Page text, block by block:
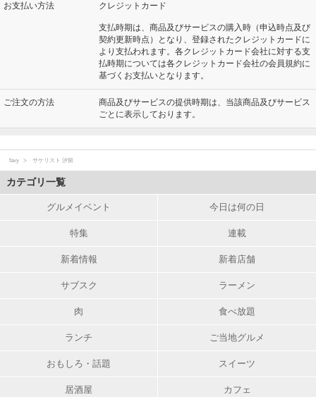
お支払い方法 クレジットカード
支払時期は、商品及びサービスの購入時（申込時点及び
契約更新時点）となり、登録されたクレジットカードに
より支払われます。各クレジットカード会社に対する支
払時期については各クレジットカード会社の会員規約に
基づくお支払いとなります。
ご注文の方法
商品及びサービスの提供時期は、当該商品及びサービス
ごとに表示しております。
favy サケリスト 汐留
カテゴリ一覧
グルメイベント 今日は何の日
特集 連載
新着情報 新着店舗
サブスク ラーメン
肉 食べ放題
ランチ ご当地グルメ
おもしろ・話題 スイーツ
居酒屋 カフェ